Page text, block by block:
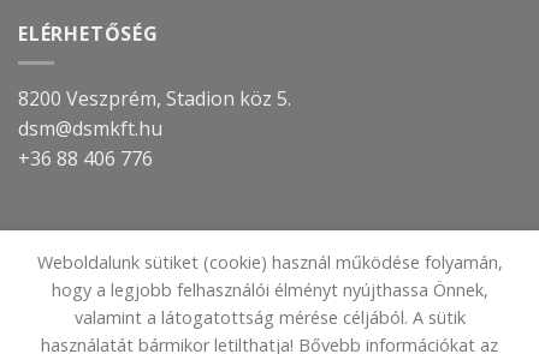
ELÉRHETŐSÉG
8200 Veszprém, Stadion köz 5.
dsm@dsmkft.hu
+36 88 406 776
IMPRESSZUM
ADATVÉDELMI TÁJÉKOZTATÓ
Weboldalunk sütiket (cookie) használ működése folyamán,
hogy a legjobb felhasználói élményt nyújthassa Önnek,
valamint a látogatottság mérése céljából. A sütik
használatát bármikor letilthatja! Bővebb információkat az